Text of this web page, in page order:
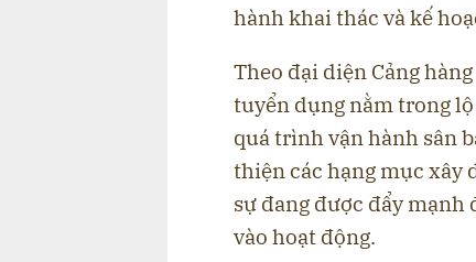
hành khai thác và kế
Theo đại diện Cảng
tuyển dụng nằm trong
quá trình vận hành sân
thiện các hạng mục xây
sự đang được đẩy mạnh
vào hoạt động.